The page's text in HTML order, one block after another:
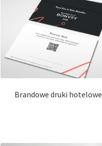
Brandowe druki hotelowe